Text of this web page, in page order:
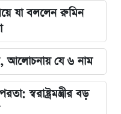
যা বললেন রুমিন
আলোচনায় যে ৬ নাম
স্বরাষ্ট্রমন্ত্রীর বড়